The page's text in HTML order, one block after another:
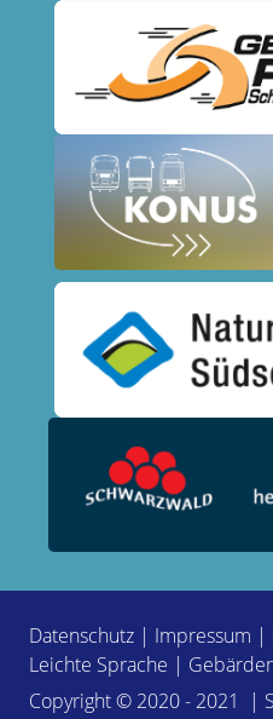
Datenschutz | Impressum |
Leichte Sprache |
Copyright © 2020 - 2021 |